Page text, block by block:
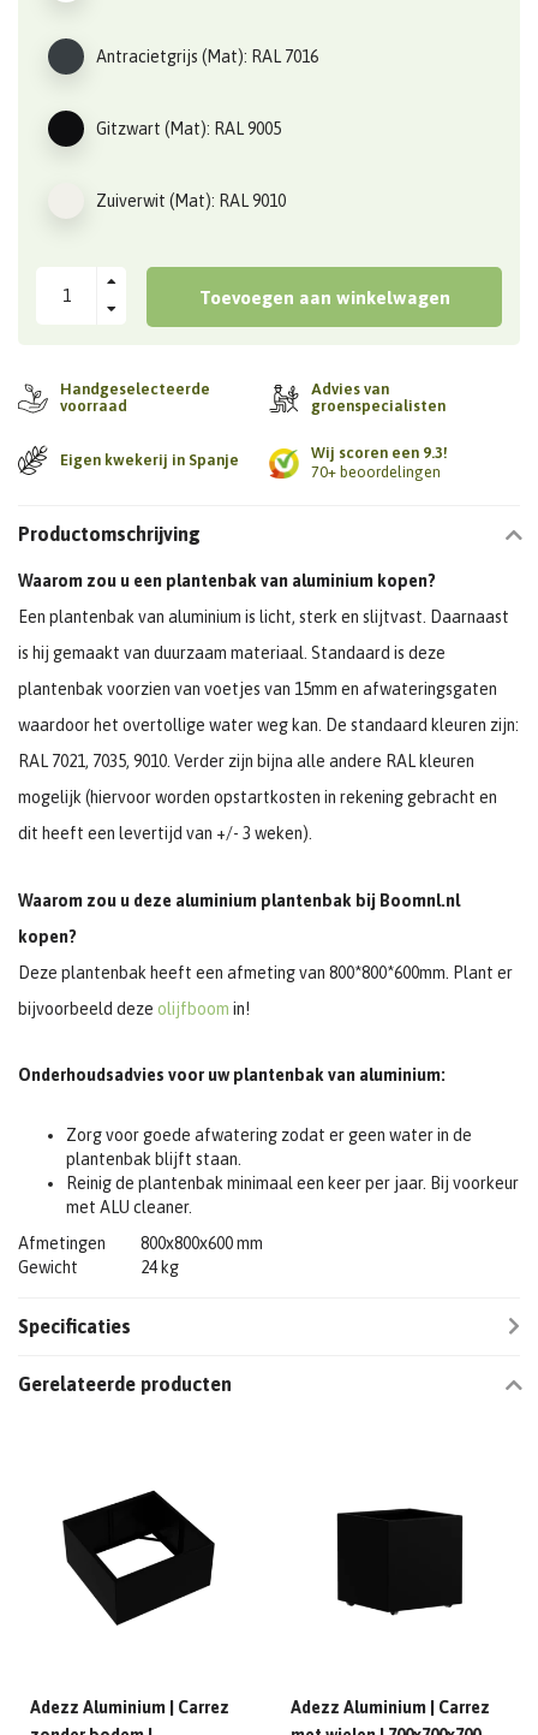
Antracietgrijs (Mat): RAL 7016
Gitzwart (Mat): RAL 9005
Zuiverwit (Mat): RAL 9010
Toevoegen aan winkelwagen
Handgeselecteerde
voorraad
Advies van
groenspecialisten
Eigen kwekerij in Spanje
Wij scoren een 9.3!
70+ beoordelingen
Productomschrijving
Waarom zou u een plantenbak van aluminium kopen?
Een plantenbak van aluminium is licht, sterk en slijtvast. Daarnaast
is hij gemaakt van duurzaam materiaal. Standaard is deze
plantenbak voorzien van voetjes van 15mm en afwateringsgaten
waardoor het overtollige water weg kan. De standaard kleuren zijn:
RAL 7021, 7035, 9010. Verder zijn bijna alle andere RAL kleuren
mogelijk (hiervoor worden opstartkosten in rekening gebracht en
dit heeft een levertijd van +/- 3 weken).
Waarom zou u deze aluminium plantenbak bij Boomnl.nl
kopen?
Deze plantenbak heeft een afmeting van 800*800*600mm. Plant er
bijvoorbeeld deze olijfboom in!
Onderhoudsadvies voor uw plantenbak van aluminium:
Zorg voor goede afwatering zodat er geen water in de
plantenbak blijft staan.
Reinig de plantenbak minimaal een keer per jaar. Bij voorkeur
met ALU cleaner.
Afmetingen
800x800x600 mm
Gewicht
24 kg
Specificaties
Gerelateerde producten
Adezz Aluminium | Carrez
Adezz Aluminium | Carrez